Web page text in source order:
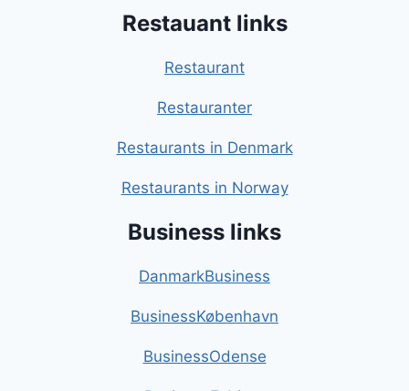
Restauant links
Restaurant
Restauranter
Restaurants in Denmark
Restaurants in Norway
Business links
DanmarkBusiness
BusinessKøbenhavn
BusinessOdense